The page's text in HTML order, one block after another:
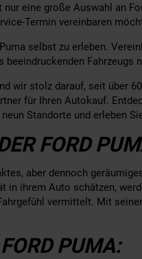
eine große Auswahl an
Termin vereinbaren
selbst zu erleben.
Fahrzeugs
wir stolz darauf, seit über
für Ihren Autokauf.
Standorte und erleben
FORD
aber dennoch
in ihrem Auto schätzen,
vermittelt. Mit
PUMA: